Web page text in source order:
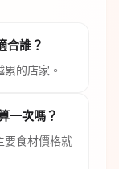
合誰？
的店家。
一次嗎？
要食材價格就